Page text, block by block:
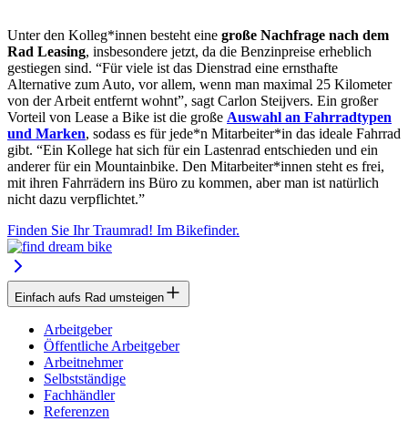
Unter den Kolleg*innen besteht eine große Nachfrage nach dem
Rad Leasing, insbesondere jetzt, da die Benzinpreise erheblich
gestiegen sind. “Für viele ist das Dienstrad eine ernsthafte
Alternative zum Auto, vor allem, wenn man maximal 25 Kilometer
von der Arbeit entfernt wohnt”, sagt Carlon Steijvers. Ein großer
Vorteil von Lease a Bike ist die große Auswahl an Fahrradtypen
und Marken, sodass es für jede*n Mitarbeiter*in das ideale Fahrrad
gibt. “Ein Kollege hat sich für ein Lastenrad entschieden und ein
anderer für ein Mountainbike. Den Mitarbeiter*innen steht es frei,
mit ihren Fahrrädern ins Büro zu kommen, aber man ist natürlich
nicht dazu verpflichtet.”
Finden Sie Ihr Traumrad! Im Bikefinder.
Einfach aufs Rad umsteigen
Arbeitgeber
Öffentliche Arbeitgeber
Arbeitnehmer
Selbstständige
Fachhändler
Referenzen